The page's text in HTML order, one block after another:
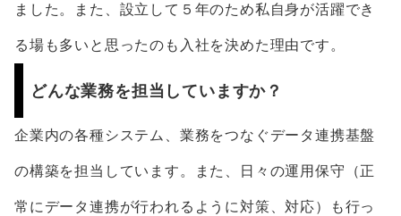
ました。また、設立して５年のため私自身が活躍でき
る場も多いと思ったのも入社を決めた理由です。
どんな業務を担当していますか？
企業内の各種システム、業務をつなぐデータ連携基盤
の構築を担当しています。また、日々の運用保守（正
常にデータ連携が行われるように対策、対応）も行っ